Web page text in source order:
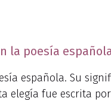
la poesía
española. Su
elegía fue escrita